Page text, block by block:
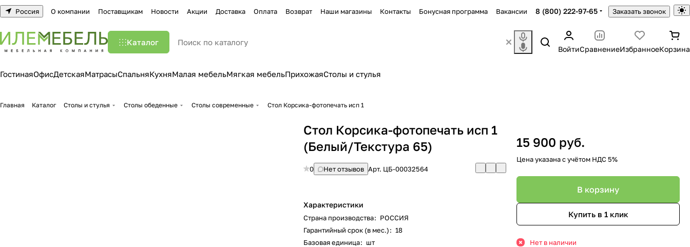
Россия О компании Поставщикам Новости Акции Доставка Оплата Возврат Наши магазины Контакты Бонусная программа Вакансии 8 (800) 222-97-65 Заказать звонок
Каталог
ВойтиСравнениеИзбранноеКорзина
ГостинаяОфисДетскаяМатрасыСпальняКухняМалая мебельМягкая мебельПрихожаяСтолы и стулья
Главная Каталог Столы и стулья Столы обеденные Столы современные Стол Корсика-фотопечать исп 1
Стол Корсика-фотопечать исп 1
(Белый/Текстура 65)
0 Нет отзывов Арт. ЦБ-00032564
Характеристики
Страна производства: РОССИЯ
Гарантийный срок (в мес.): 18
Базовая единица: шт
15 900 руб.
Цена указана с учётом НДС 5%
В корзину
Купить в 1 клик
Нет в наличии